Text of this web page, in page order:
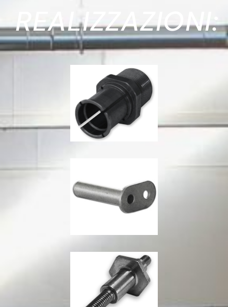
REALIZZAZIONI: